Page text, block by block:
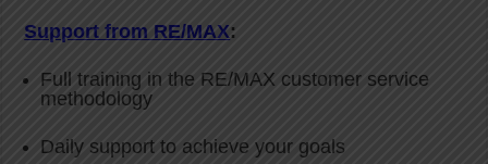
Support from RE/MAX:
Full training in the RE/MAX customer service
methodology
Daily support to achieve your goals